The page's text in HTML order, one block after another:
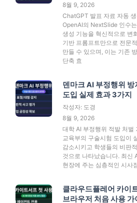
8월 9, 2026
ChatGPT 발표 자료 자동
OpenAI의 NextSlide 인수
생성 기능을 혁신적으로 변
기반 프롬프트만으로 전문
만들 수 있으며, 이는 기존
단축 효
덴마크 AI 부정행위
도입 실제 효과 3가지
작성자: 도경
8월 9, 2026
대학 AI 부정행위 적발 처벌
교육부의 구술시험 도입이
감소시키고 학생들의 비판
것으로 나타났습니다. 최신
현장에 주는 심층적인 시사
클라우드플레어 카이
브라우저 처음 사용 가